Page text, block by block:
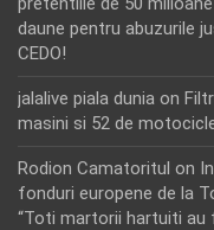
daune pentru abuzurile
CEDO!
jalalive piala dunia on
masini si 52 de
Rodion Camatoritul on
fonduri europene de la
“Toti martorii hartuiti au